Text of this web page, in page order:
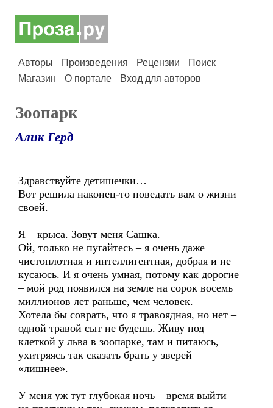
Авторы Произведения Рецензии
Поиск
Магазин
О портале Вход для авторов
Зоопарк
Алик Герд
Здравствуйте детишечки…
Вот решила наконец-то поведать вам о жизни
своей.
Я – крыса. Зовут меня Сашка.
Ой, только не пугайтесь – я очень даже
чистоплотная и интеллигентная, добрая и не
кусаюсь. И я очень умная, потому как дорогие
– мой род появился на земле на сорок восемь
миллионов лет раньше, чем человек.
Хотела бы соврать, что я травоядная, но нет –
одной травой сыт не будешь. Живу под
клеткой у льва в зоопарке, там и питаюсь,
ухитряясь так сказать брать у зверей
«лишнее».
У меня уж тут глубокая ночь – время выйти